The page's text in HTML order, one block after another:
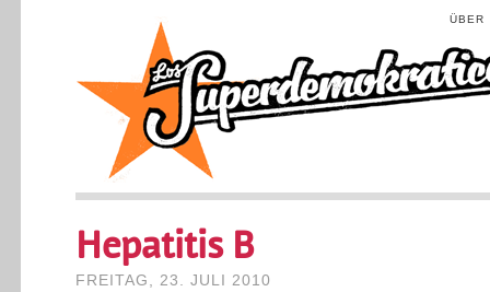
ÜBER
Hepatitis B
FREITAG, 23. JULI 2010